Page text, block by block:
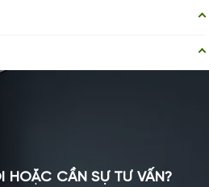
HOẶC CẦN SỰ TƯ VẤN?